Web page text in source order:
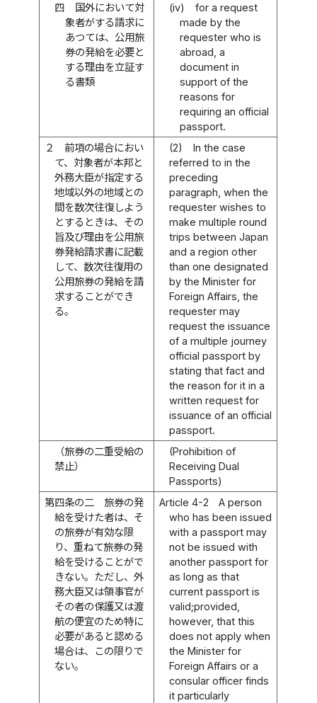
四
国外において対
象者がする請求に
あつては、公用旅
券の発給を必要と
する理由を立証す
る書類
(iv)
for a request
made by the
requester who is
abroad, a
document in
support of the
reasons for
requiring an official
passport.
２
前項の場合におい
て、対象者が本邦と
外務大臣が指定する
地域以外の地域との
間を数次往復しよう
とするときは、その
旨及び理由を公用旅
券発給請求書に記載
して、数次往復用の
公用旅券の発給を請
求することができ
る。
(2)
In the case
referred to in the
preceding
paragraph, when the
requester wishes to
make multiple round
trips between Japan
and a region other
than one designated
by the Minister for
Foreign Affairs, the
requester may
request the issuance
of a multiple journey
official passport by
stating that fact and
the reason for it in a
written request for
issuance of an official
passport.
（旅券の二重受給の
禁止）
(Prohibition of
Receiving Dual
Passports)
第四条の二
旅券の発
給を受けた者は、そ
の旅券が有効な限
り、重ねて旅券の発
給を受けることがで
きない。ただし、外
務大臣又は領事官が
その者の保護又は渡
航の便宜のため特に
必要があると認める
場合は、この限りで
ない。
Article 4-2
A person
who has been issued
with a passport may
not be issued with
another passport for
as long as that
current passport is
valid;provided,
however, that this
does not apply when
the Minister for
Foreign Affairs or a
consular officer finds
it particularly